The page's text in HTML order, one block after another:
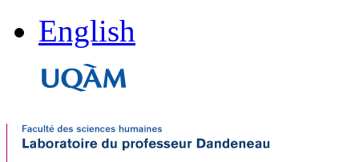
English